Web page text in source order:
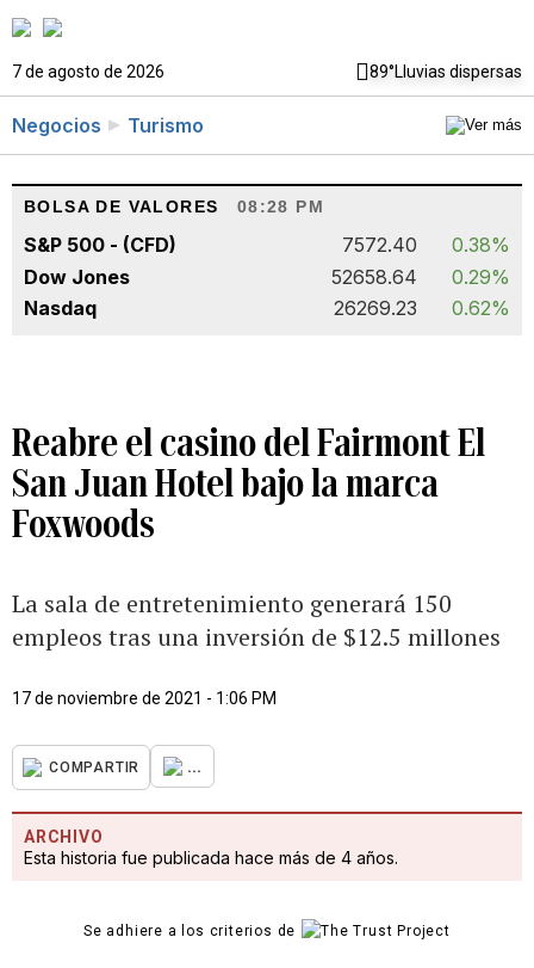
7 de agosto de 2026 89°Lluvias dispersas
Negocios Turismo
BOLSA DE VALORES 08:28 PM
S&P 500 - (CFD) 7572.40
0.38%
Dow Jones
52658.64
0.29%
Nasdaq
26269.23 0.62%
Reabre el casino del Fairmont El
San Juan Hotel bajo la marca
Foxwoods
La sala de entretenimiento generará 150
empleos tras una inversión de $12.5 millones
17 de noviembre de 2021 - 1:06 PM
COMPARTIR ...
ARCHIVO
Esta historia fue publicada hace más de 4 años.
Se adhiere a los criterios de